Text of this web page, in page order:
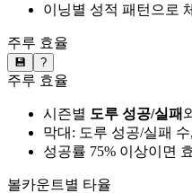
이닝별 성적 패턴으로
주루 효율
💾 ?
주루 효율
시즌별 도루 성공/실패
막대: 도루 성공/실패
성공률 75% 이상이면
볼카운트별 타율